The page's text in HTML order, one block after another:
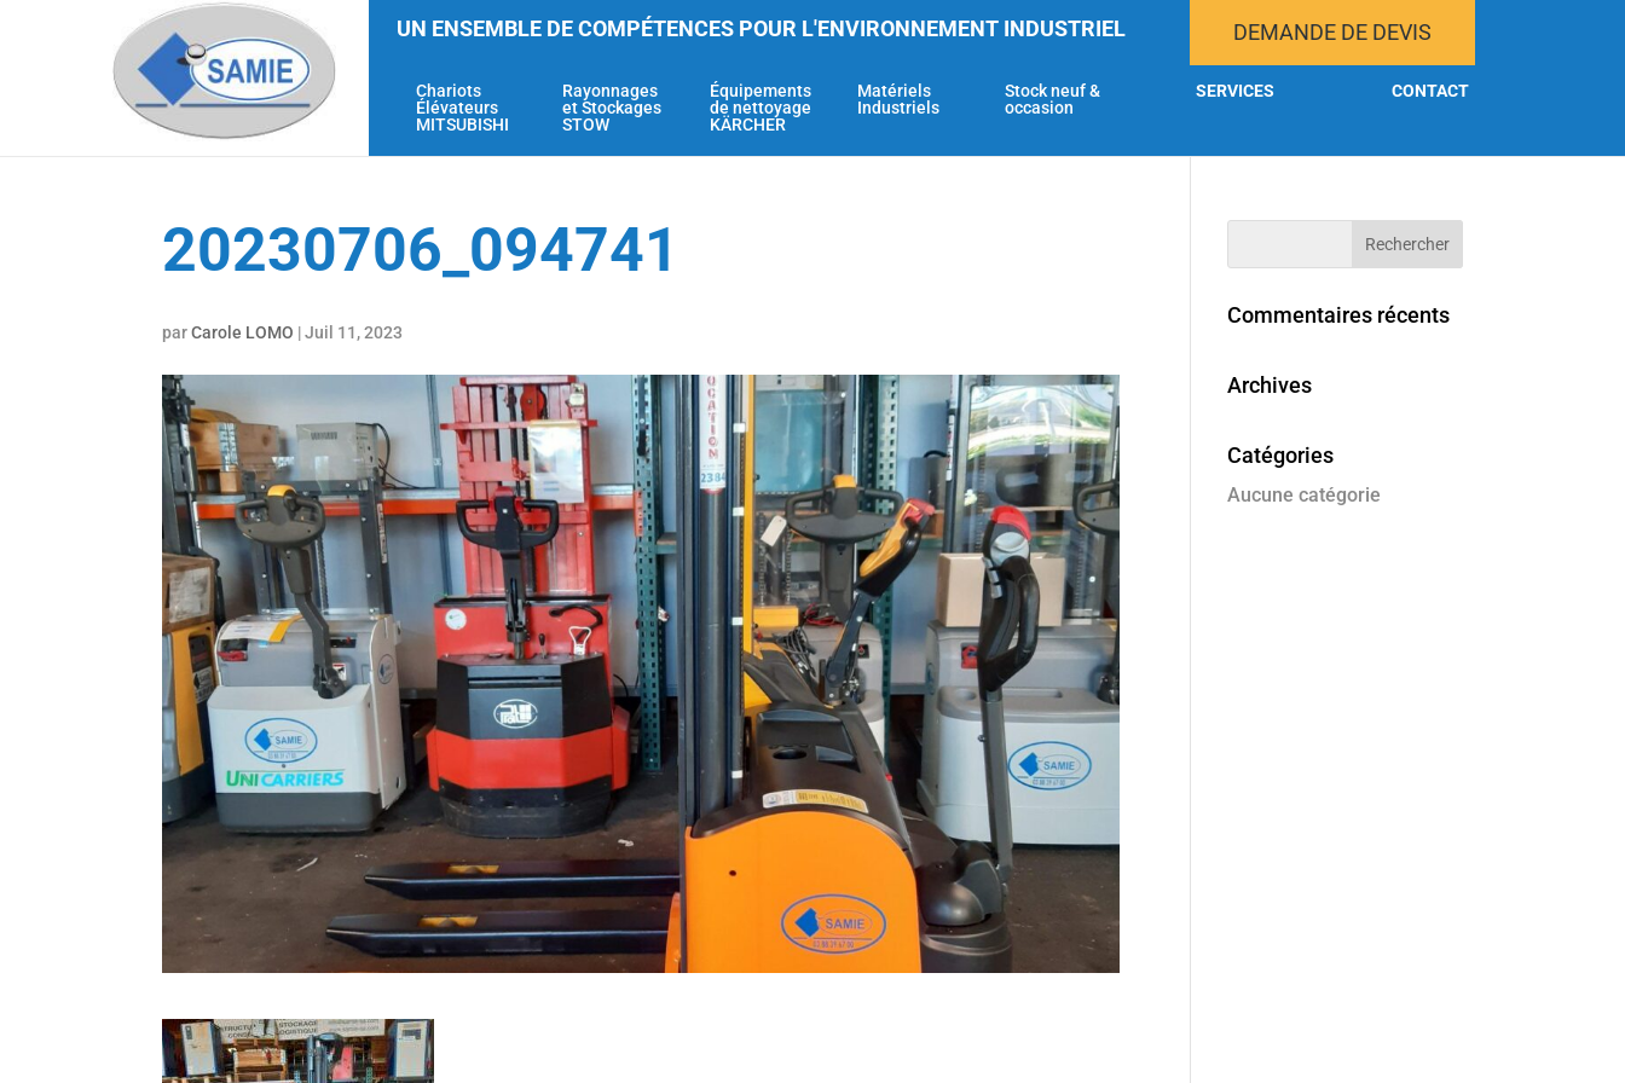
SERVICES
DEMANDE DE DEVIS
CONTACT
UN ENSEMBLE DE COMPÉTENCES POUR L'ENVIRONNEMENT INDUSTRIEL
Chariots
Élévateurs
MITSUBISHI
Rayonnages
et Stockages
STOW
Équipements
de nettoyage
KÄRCHER
Matériels
Industriels
Stock neuf &
occasion
20230706_094741
parCarole LOMO |Juil 11, 2023
Commentaires récents
Archives
Catégories
Aucune catégorie